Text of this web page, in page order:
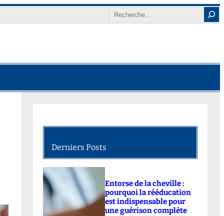
Search
Derniers Posts
Entorse de la cheville :
pourquoi la rééducation
est indispensable pour
une guérison complète